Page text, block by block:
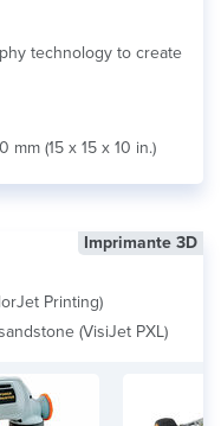
technology to create
(15 x 15 x 10 in.)
Imprimante 3D
Printing)
(VisiJet PXL)